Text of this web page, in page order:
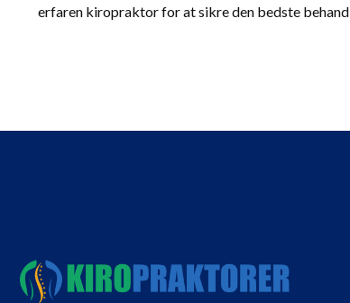
erfaren kiropraktor for at sikre den bedste